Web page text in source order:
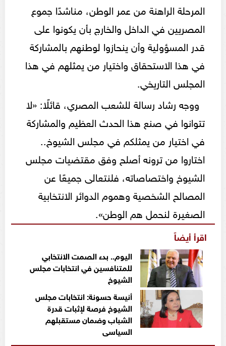
المرحلة الراهنة من عمر الوطن، مناشدًا جموع
المصريين في الداخل والخارج بأن يكونوا على
قدر المسؤولية وأن ينحازوا لوطنهم بالمشاركة
في هذا الاستحقاق واختيار من يمثلهم في هذا
المجلس التاريخي.
ووجه رشاد رسالة للشعب المصري، قائلًا: «لا
تتوانوا في صنع هذا الحدث العظيم والمشاركة
في اختيار من يمثلكم في مجلس الشيوخ..
اختاروا من ترونه أصلح وفق مقتضيات مجلس
الشيوخ واختصاصاته، فلنتعالى جميعًا عن
المصالح الشخصية وهموم الدوائر الانتخابية
الصغيرة لنحمل هم الوطن».
اقرأ أيضاً
اليوم.. بدء الصمت الانتخابي
للمتنافسين في انتخابات مجلس
الشيوخ
أنيسة حسونة: انتخابات مجلس
الشيوخ فرصة لإثبات قدرة
الشباب وضمان مستقبلهم
السياسي